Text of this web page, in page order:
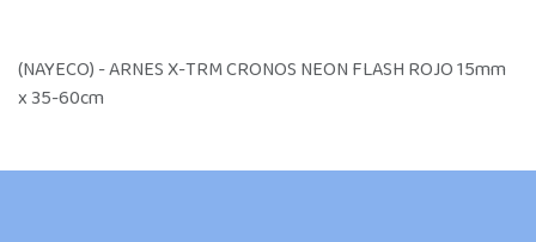
(NAYECO) - ARNES X-TRM CRONOS NEON FLASH ROJO 15mm
x 35-60cm